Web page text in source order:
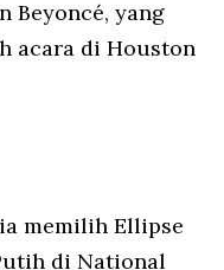
Beyoncé, yang
acara di Houston
memilih Ellipse
di National